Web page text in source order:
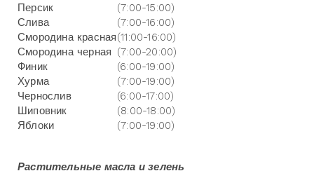
Персик
(7:00-15:00)
Слива
(7:00-16:00)
Смородина красная(11:00-16:00)
Смородина черная (7:00-20:00)
Финик
(6:00-19:00)
Хурма
(7:00-19:00)
Чернослив
(6:00-17:00)
Шиповник
(8:00-18:00)
Яблоки
(7:00-19:00)
Растительные масла и зелень